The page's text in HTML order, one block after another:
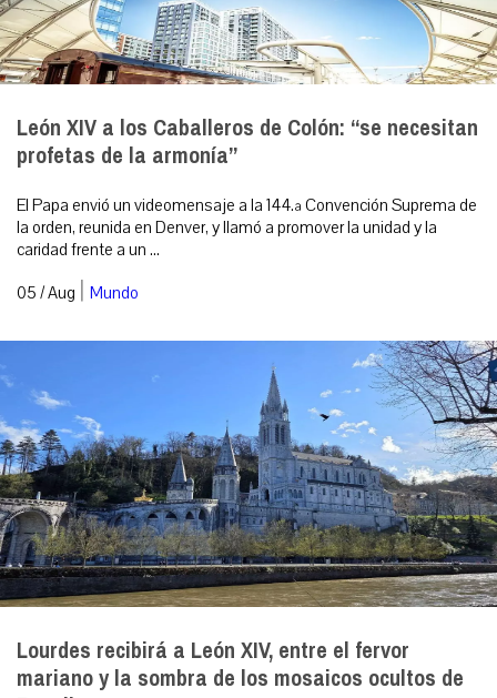
León XIV a los Caballeros de Colón: “se necesitan
profetas de la armonía”
El Papa envió un videomensaje a la 144.ª Convención Suprema de
la orden, reunida en Denver, y llamó a promover la unidad y la
caridad frente a un ...
05 / Aug | Mundo
Lourdes recibirá a León XIV, entre el fervor
mariano y la sombra de los mosaicos ocultos de